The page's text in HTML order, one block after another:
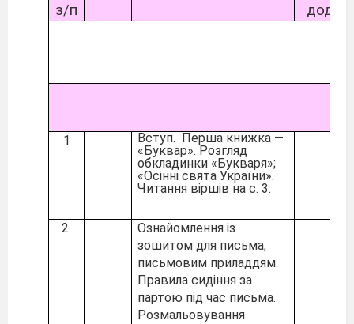
з/п
1
Вступ. Перша книжка —
«Бук­вар». Розгляд
обкладинки «Букваря»;
«Осінні свята України».
Читання віршів на с. 3.
2.
Ознайомлення із
зошитом для письма,
письмовим приладдям.
Правила сидіння за
партою під час письма.
Розмальовування